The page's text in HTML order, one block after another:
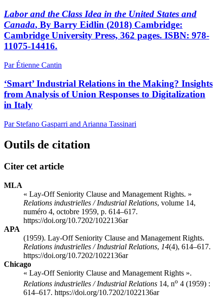
Labor and the Class Idea in the United States and
Canada, By Barry Eidlin (2018) Cambridge:
Cambridge University Press, 362 pages. ISBN: 978-
11075-14416.
Par Étienne Cantin
‘Smart’ Industrial Relations in the Making? Insights
from Analysis of Union Responses to Digitalization
in Italy
Par Stefano Gasparri and Arianna Tassinari
Outils de citation
Citer cet article
MLA
« Lay-Off Seniority Clause and Management Rights. »
Relations industrielles / Industrial Relations, volume 14,
numéro 4, octobre 1959, p. 614–617.
https://doi.org/10.7202/1022136ar
APA
(1959). Lay-Off Seniority Clause and Management Rights.
Relations industrielles / Industrial Relations, 14(4), 614–617.
https://doi.org/10.7202/1022136ar
Chicago
« Lay-Off Seniority Clause and Management Rights ».
Relations industrielles / Industrial Relations 14, no 4 (1959) :
614–617. https://doi.org/10.7202/1022136ar